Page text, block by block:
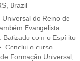
Brazil
do Reino de
Evangelista
Batizado com o Espírito
Conclui o curso
Formação Universal,